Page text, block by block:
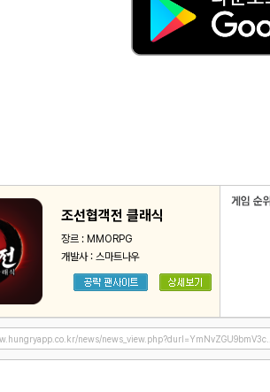
조선협객전 클래식
장르 : MMORPG
개발사 : 스마트나우
news/news_view.php?durl=YmNvZGU9bmV3c...